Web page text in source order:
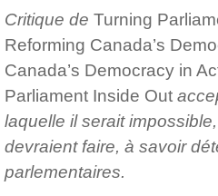
Critique de Turning
Reforming Canada’s
Canada’s Democracy in
Parliament Inside Out
laquelle il serait
devraient faire, à savoir
parlementaires.